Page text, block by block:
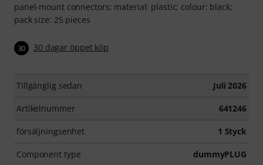
panel-mount connectors; material: plastic; colour: black;
pack size: 25 pieces
30 30 dagar öppet köp
Tillgänglig sedan Juli 2026
Artikelnummer 641246
försäljningsenhet 1 Styck
Component type dummyPLUG